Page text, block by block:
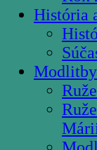
História
Modlitby